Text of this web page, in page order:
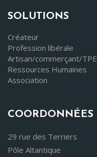
SOLUTIONS
Créateur
Profession libérale
Artisan/commerçant/TPE
Ressources Humaines
Association
COORDONNÉES
29 rue des Terriers
Pôle Altantique